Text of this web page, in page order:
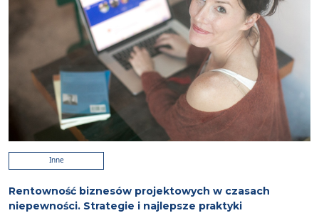
Inne
Rentowność biznesów projektowych w czasach
niepewności. Strategie i najlepsze praktyki